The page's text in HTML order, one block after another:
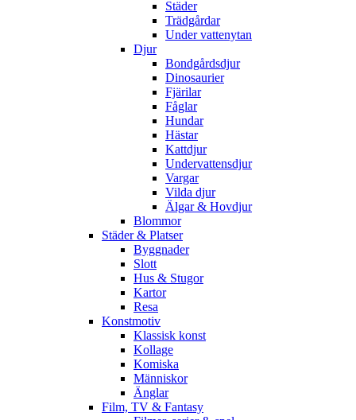
Städer
Trädgårdar
Under vattenytan
Djur
Bondgårdsdjur
Dinosaurier
Fjärilar
Fåglar
Hundar
Hästar
Kattdjur
Undervattensdjur
Vargar
Vilda djur
Älgar & Hovdjur
Blommor
Städer & Platser
Byggnader
Slott
Hus & Stugor
Kartor
Resa
Konstmotiv
Klassisk konst
Kollage
Komiska
Människor
Änglar
Film, TV & Fantasy